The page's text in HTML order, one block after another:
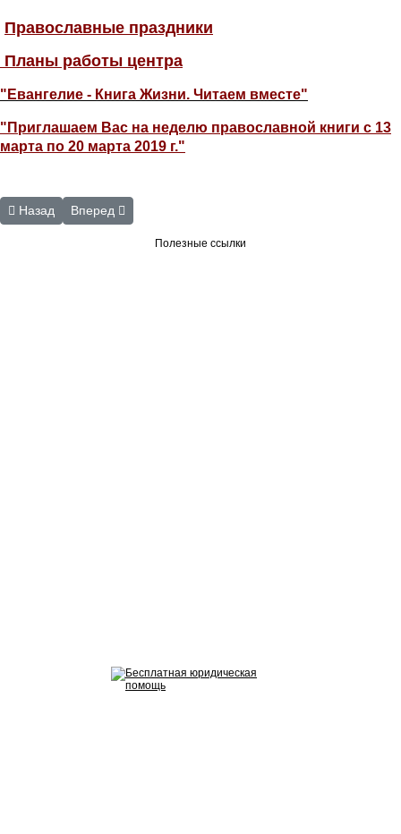
Православные праздники
Планы работы центра
"Евангелие - Книга Жизни. Читаем вместе"
"Приглашаем Вас на неделю православной книги с 13
марта по 20 марта 2019 г."
Предыдущий: Центр чтения по Брайлю
Назад Следующий: Сектор надомного и заочного
Вперед
Полезные ссылки